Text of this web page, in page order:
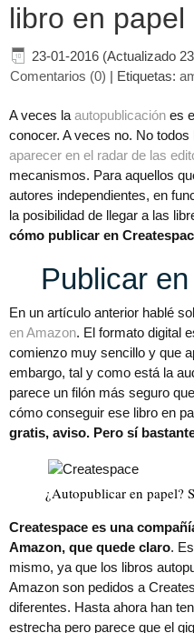
libro en papel
23-01-2016 (Actualizado
Comentarios (0) | Etiquetas:
A veces la autopublicación es
conocer. A veces no. No
aparecer en el radar de las
mecanismos. Para aquellos
autores independientes, en
la posibilidad de llegar a las
cómo publicar en
Publicar
En un artículo anterior hablé
en Amazon. El formato digital
comienzo muy sencillo y que
embargo, tal y como está la
parece un filón más seguro
cómo conseguir ese libro en
gratis, aviso. Pero sí
¿Autopublicar en papel?
Createspace es una
Amazon, que quede claro.
mismo, ya que los libros
Amazon son pedidos a
diferentes. Hasta ahora han
estrecha pero parece que el